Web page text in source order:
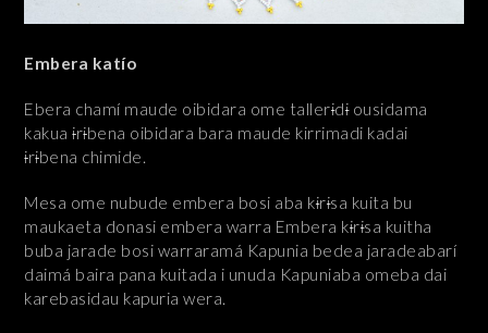
Embera katío
Ebera chamí maude oibidara ome talleridiousidama
kakuairibena oibidara bara maude kirrimadi kadai
iribena chimide.
Mesa ome nubude embera bosi aba kirisa kuita bu
maukaeta donasi embera warra Embera kirisa kuitha
buba jarade bosi warraramá Kapunia bedea jaradeabarí
daimá baira pana kuitada i unuda Kapuniaba omeba dai
karebasidau kapuria wera.